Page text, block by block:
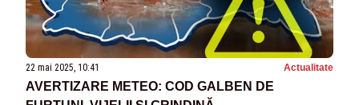
22 mai 2025, 10:41 Actualitate
AVERTIZARE METEO: COD GALBEN DE